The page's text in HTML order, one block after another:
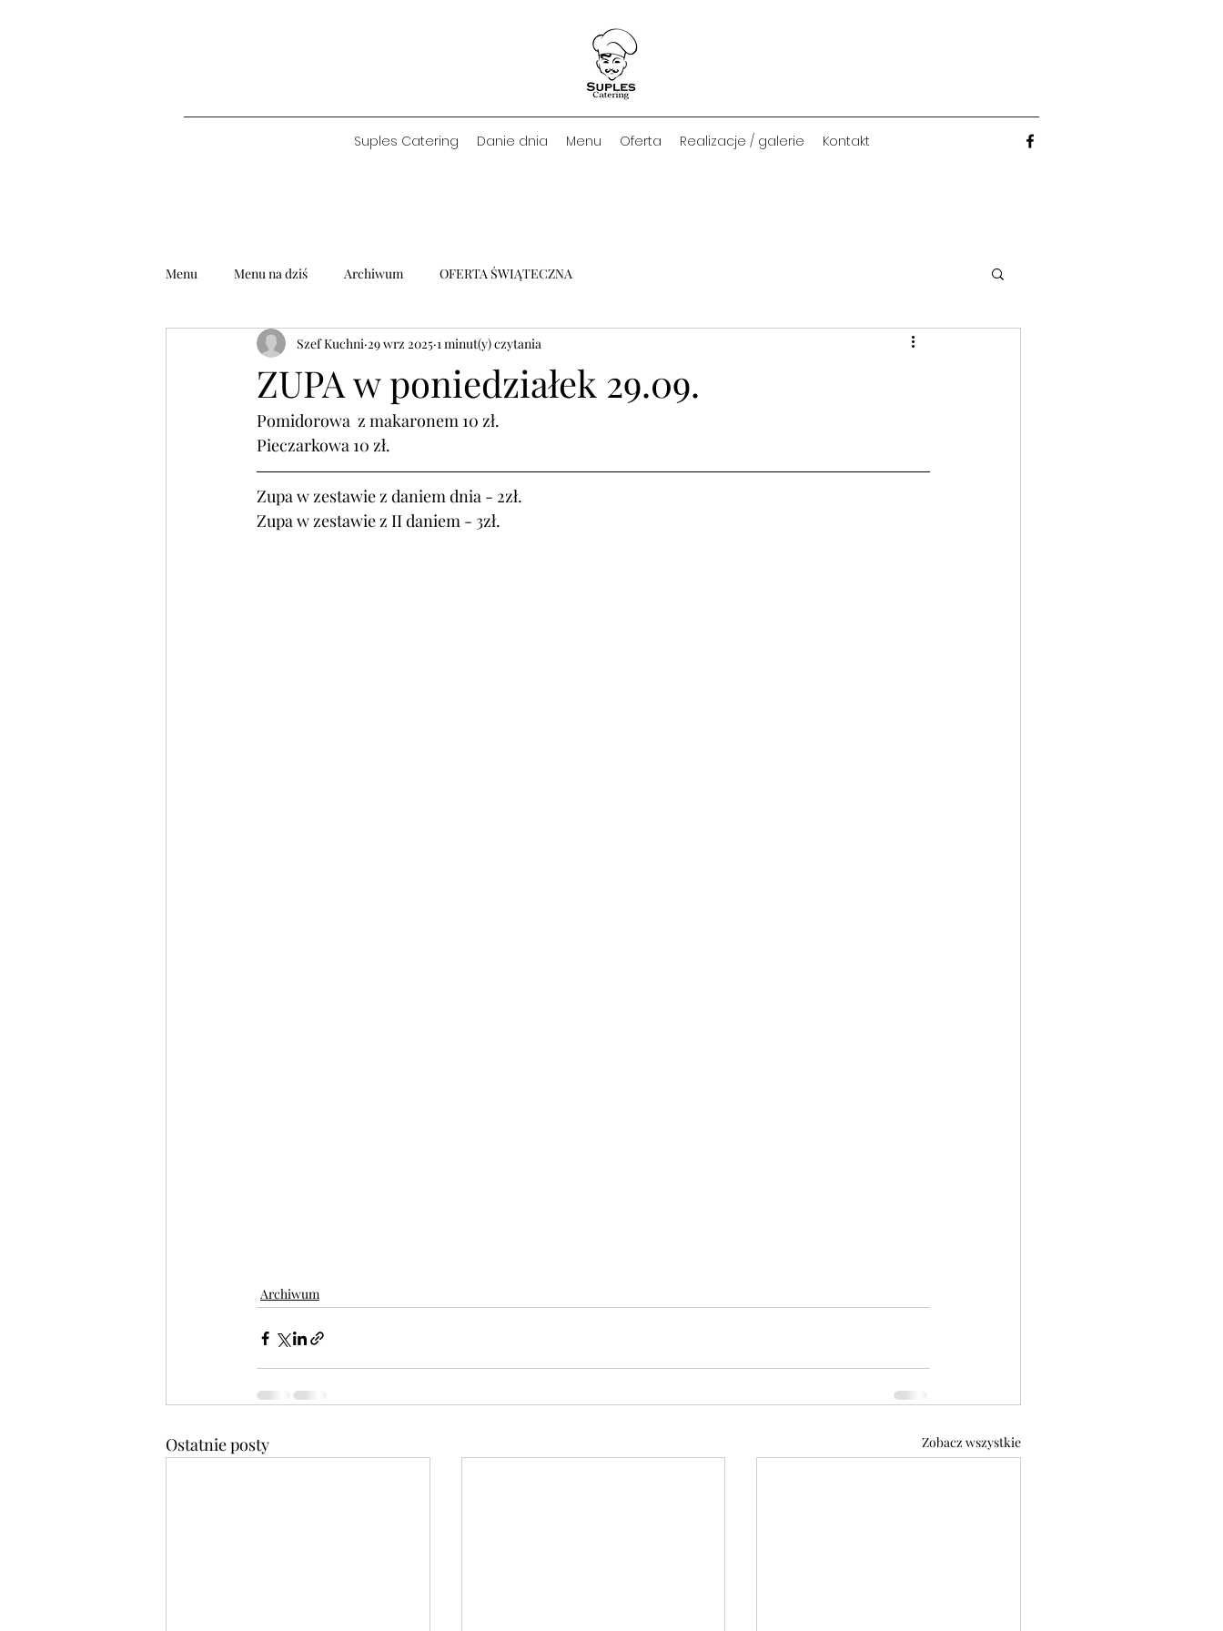
Suples Catering Danie dnia Menu Oferta Realizacje / galerie Kontakt
Menu Menu na dziś Archiwum OFERTA ŚWIĄTECZNA
ZUPA w poniedziałek 29.09.
Szef Kuchni 29 wrz 2025 1 minut(y) czytania
Pomidorowa  z makaronem 10 zł.
Pieczarkowa 10 zł.
Zupa w zestawie z daniem dnia - 2zł.
Zupa w zestawie z II daniem - 3zł.
Archiwum
Ostatnie posty Zobacz wszystkie